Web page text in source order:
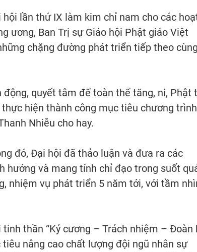
lần thứ IX làm kim chỉ nam cho các
ương, Ban Trị sự Giáo hội Phật giáo Việt
chặng đường phát triển tiếp theo
quyết tâm để toàn thể tăng, ni, Phật
hiện thành công mục tiêu chương trình
Nhiễu cho hay.
đó, Đại hội đã thảo luận và đưa ra các
hướng và mang tính chỉ đạo trong suốt
nhiệm vụ phát triển 5 năm tới, với tầm
thần “Kỷ cương – Trách nhiệm – Đoàn
nâng cao chất lượng đội ngũ nhân sự